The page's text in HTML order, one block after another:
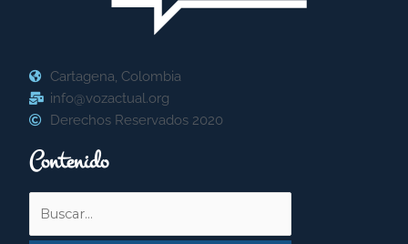
Cartagena, Colombia
info@vozactual.org
Derechos Reservados 2020
Contenido